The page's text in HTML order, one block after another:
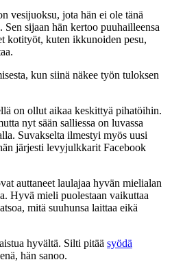
vesijuoksu, jota hän ei ole tänä
Sen sijaan hän kertoo puuhailleensa
kotityöt, kuten ikkunoiden pesu,
kun siinä näkee työn tuloksen
on ollut aikaa keskittyä pihatöihin.
nyt sään salliessa on luvassa
Suvakselta ilmestyi myös uusi
järjesti levyjulkkarit Facebook
auttaneet laulajaa hyvän mielialan
Hyvä mieli puolestaan vaikuttaa
mitä suuhunsa laittaa eikä
hyvältä. Silti pitää syödä
hän sanoo.